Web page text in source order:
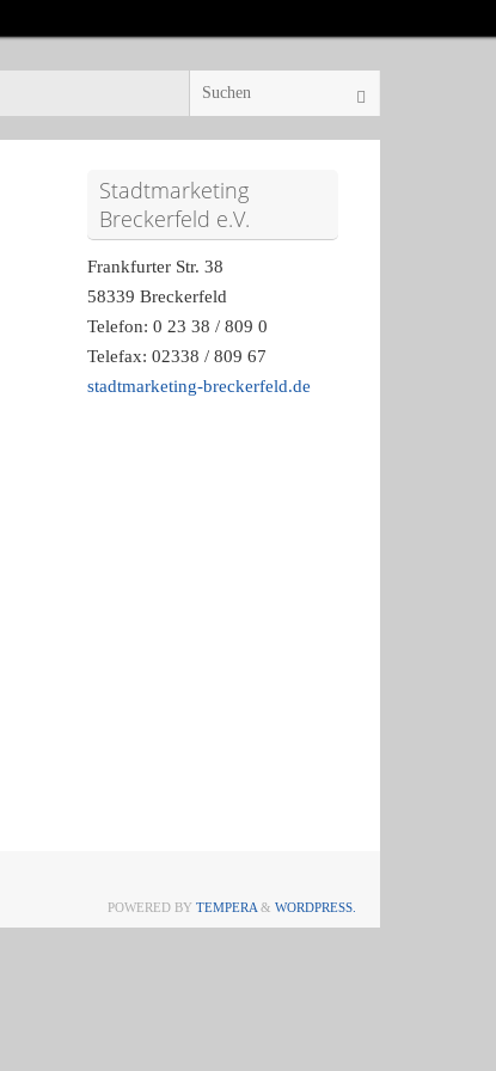
Stadtmarketing
Breckerfeld e.V.
Frankfurter Str. 38
58339 Breckerfeld
Telefon: 0 23 38 / 809 0
Telefax: 02338 / 809 67
stadtmarketing-breckerfeld.de
POWERED BY TEMPERA & WORDPRESS.